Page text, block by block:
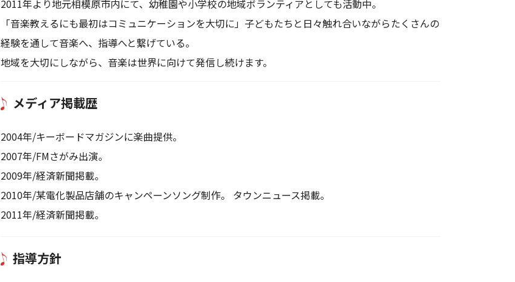
2011年より地元相模原市内にて、幼稚園や小学校の地域ボランティアとしても活動中。
「音楽教えるにも最初はコミュニケーションを大切に」子どもたちと日々触れ合いながらたくさんの
経験を通して音楽へ、指導へと繋げている。
地域を大切にしながら、音楽は世界に向けて発信し続けます。
メディア掲載歴
2004年/キーボードマガジンに楽曲提供。
2007年/FMさがみ出演。
2009年/経済新聞掲載。
2010年/某電化製品店舗のキャンペーンソング制作。 タウンニュース掲載。
2011年/経済新聞掲載。
指導方針